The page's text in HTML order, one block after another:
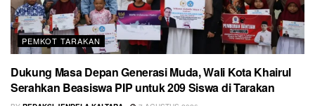
PEMKOT TARAKAN
Dukung Masa Depan Generasi Muda, Wali Kota Khairul
Serahkan Beasiswa PIP untuk 209 Siswa di Tarakan